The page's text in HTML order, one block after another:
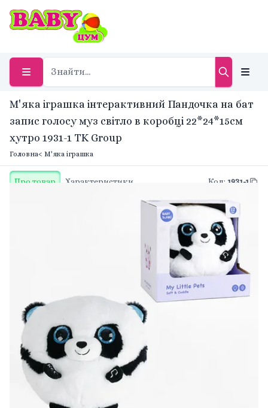
М'яка іграшка інтерактивний Пандочка на бат
запис голосу муз світло в коробці 22*24*15см
хутро 1931-1 TK Group
Головна< М'яка іграшка
Про товар Характеристики Код: 1931-1